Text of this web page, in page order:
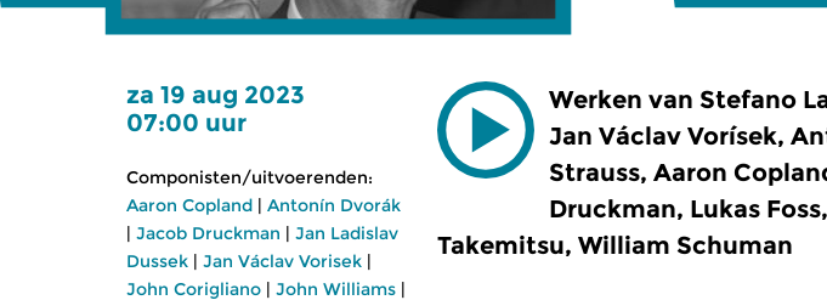
za 19 aug 2023
07:00 uur
Componisten/uitvoerenden:
Aaron Copland | Antonín Dvorák
| Jacob Druckman | Jan Ladislav
Dussek | Jan Václav Vorisek |
John Corigliano | John Williams |
Werken van Stefano
Jan Václav Vorísek,
Strauss, Aaron
Druckman, Lukas
Takemitsu, William Schuman